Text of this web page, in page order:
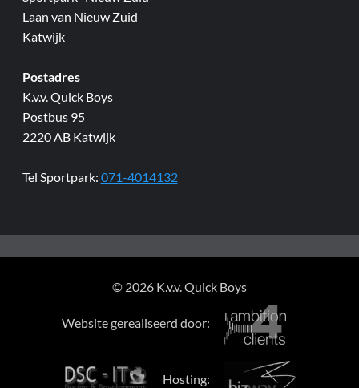
Laan van Nieuw Zuid
Katwijk
Postadres
K.v.v. Quick Boys
Postbus 95
2220 AB Katwijk
Tel Sportpark: 071-4014132
© 2026 K.v.v. Quick Boys
Website gerealiseerd door:
Hosting: